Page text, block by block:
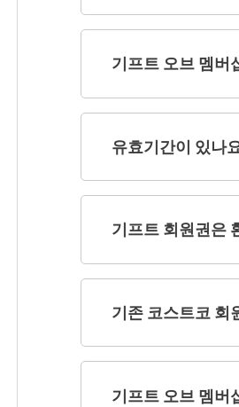
기프트 오브 멤버
유효기간이 있나
기프트 회원권은
기존 코스트코 회
기프트 오브 멤버